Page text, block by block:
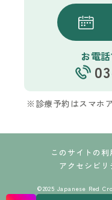
お電
※診療予約はスマホ
このサイトの
アクセシビリ
©2025 Japanese Red